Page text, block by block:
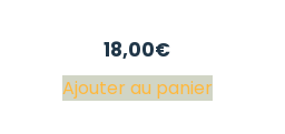
18,00€
Ajouter au panier